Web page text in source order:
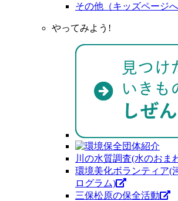
その他（キッズページへ
やってみよう!
川の水質調査(水のおま
環境美化ボランティア(
ログラム)
三保松原の保全活動